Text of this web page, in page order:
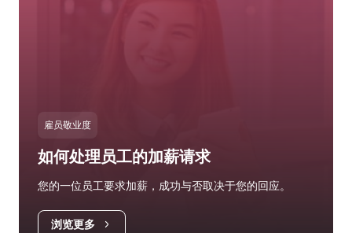
雇员敬业度
如何处理员工的加薪请求
您的一位员工要求加薪，成功与否取决于您的回应。
浏览更多